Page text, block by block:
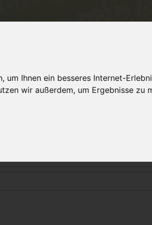
Ihnen ein besseres Internet-
wir außerdem, um Ergebnisse zu